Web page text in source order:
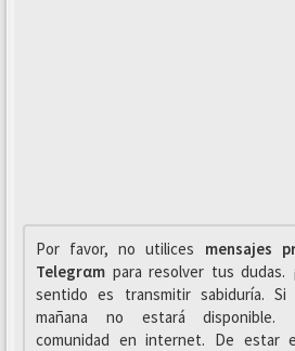
Por favor, no utilices mensajes
Telegrαm para resolver tus dudas.
sentido es transmitir sabiduría.
mañana no estará disponible.
comunidad en internet. De estar